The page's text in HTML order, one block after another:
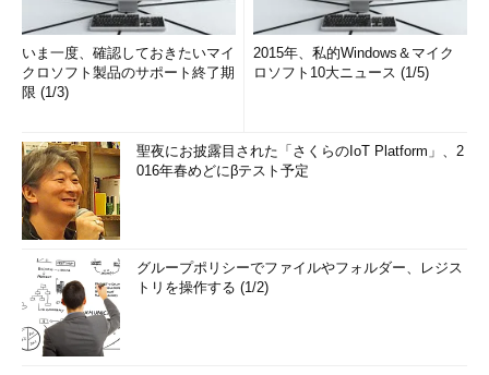
いま一度、確認しておきたいマイ
クロソフト製品のサポート終了期
限 (1/3)
2015年、私的Windows＆マイク
ロソフト10大ニュース (1/5)
聖夜にお披露目された「さくらのIoT Platform」、2
016年春めどにβテスト予定
グループポリシーでファイルやフォルダー、レジス
トリを操作する (1/2)